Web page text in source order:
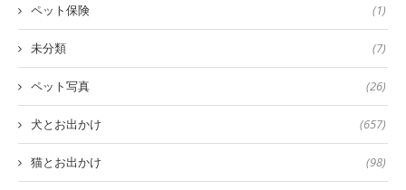
ペット保険 (1)
未分類 (7)
ペット写真 (26)
犬とお出かけ (657)
猫とお出かけ (98)